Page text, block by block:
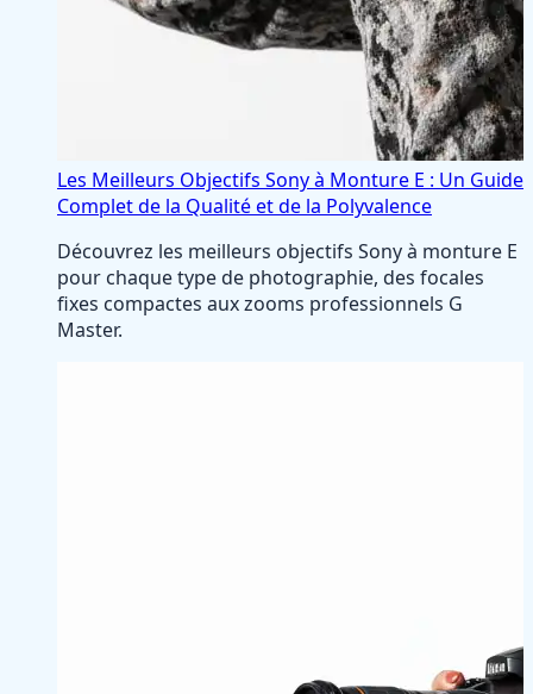
Les Meilleurs Objectifs Sony à Monture E : Un Guide
Complet de la Qualité et de la Polyvalence
Découvrez les meilleurs objectifs Sony à monture E
pour chaque type de photographie, des focales
fixes compactes aux zooms professionnels G
Master.